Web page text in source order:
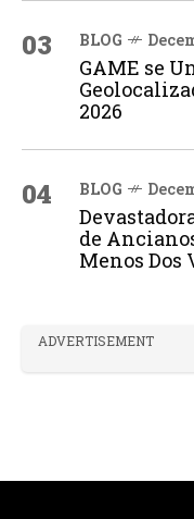
03 BLOG
GAME se
2026
04 BLOG
de
Menos Dos
ADVERTISEMENT